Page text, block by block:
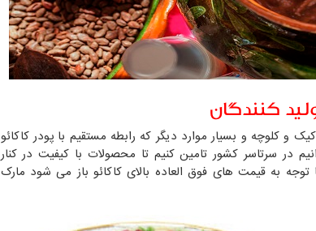
کنندگان
و کلوچه و بسیار موارد دیگر که رابطه مستقیم با پودر کاکائو
در سرتاسر کشور تامین کنیم تا محصولات با کیفیت در کنار
توجه به قیمت های فوق العاده بالای کاکائو باز می شود مارک